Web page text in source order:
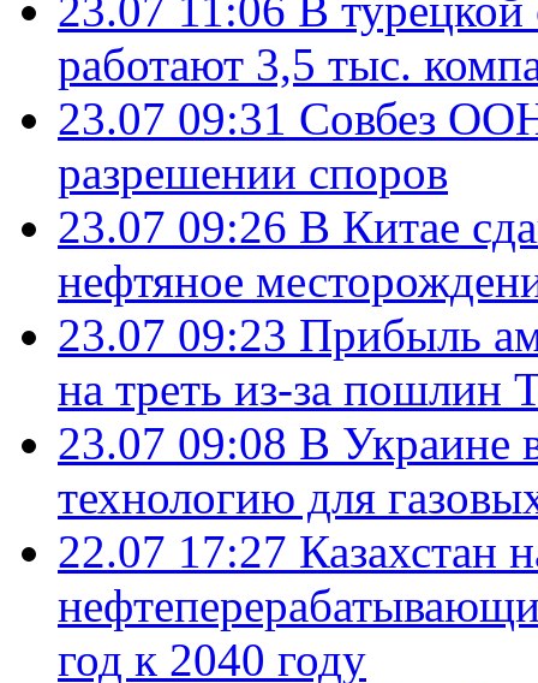
работают 3,5 тыс.
23.07 09:31 Совбез
разрешении споров
23.07 09:26 В Китае
нефтяное
23.07 09:23 Прибыль
на треть из-за пошлин
23.07 09:08 В Украине
технологию для
22.07 17:27 Казахстан
год к 2040 году